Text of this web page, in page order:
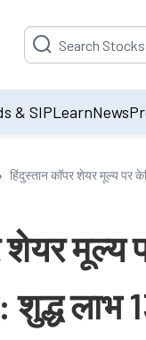
Suggestion will be
& SIPLearnNews
हिंदुस्तान कॉपर शेयर मूल्य पर
शेयर
शुद्ध